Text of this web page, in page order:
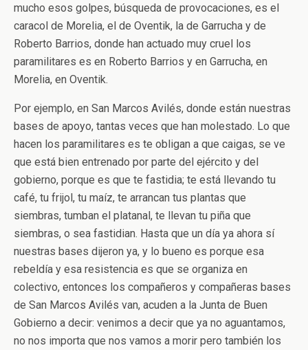
mucho esos golpes, búsqueda de provocaciones, es el
caracol de Morelia, el de Oventik, la de Garrucha y de
Roberto Barrios, donde han actuado muy cruel los
paramilitares es en Roberto Barrios y en Garrucha, en
Morelia, en Oventik.
Por ejemplo, en San Marcos Avilés, donde están nuestras
bases de apoyo, tantas veces que han molestado. Lo que
hacen los paramilitares es te obligan a que caigas, se ve
que está bien entrenado por parte del ejército y del
gobierno, porque es que te fastidia; te está llevando tu
café, tu frijol, tu maíz, te arrancan tus plantas que
siembras, tumban el platanal, te llevan tu piña que
siembras, o sea fastidian. Hasta que un día ya ahora sí
nuestras bases dijeron ya, y lo bueno es porque esa
rebeldía y esa resistencia es que se organiza en
colectivo, entonces los compañeros y compañeras bases
de San Marcos Avilés van, acuden a la Junta de Buen
Gobierno a decir: venimos a decir que ya no aguantamos,
no nos importa que nos vamos a morir pero también los